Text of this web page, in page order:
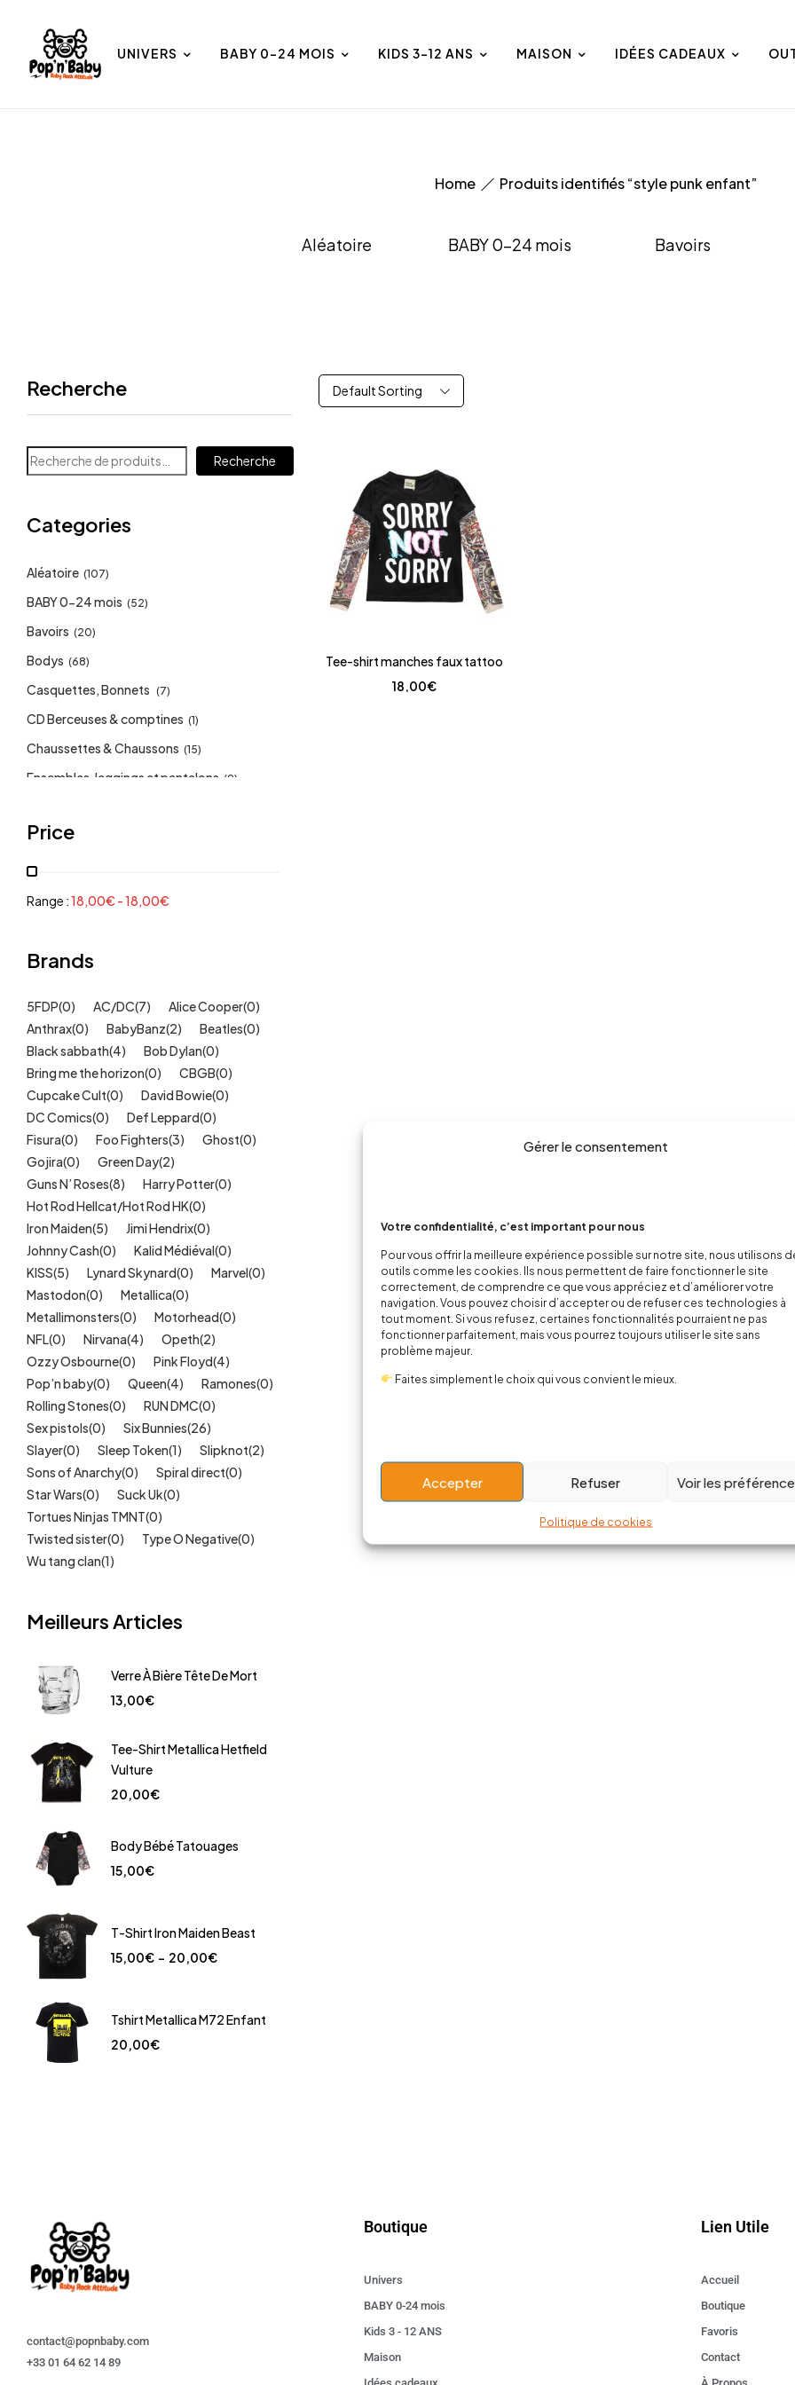
Gérer le consentement
Votre confidentialité, c’est important pour nous
Pour vous offrir la meilleure expérience possible sur notre site, nous utilisons
outils comme les cookies. Ils nous permettent de faire fonctionner le site
correctement, de comprendre ce que vous appréciez et d’améliorer votre
navigation. Vous pouvez choisir d’accepter ou de refuser ces technologies à
tout moment. Si vous refusez, certaines fonctionnalités pourraient ne pas
fonctionner parfaitement, mais vous pourrez toujours utiliser le site sans
problème majeur.
Faites simplement le choix qui vous convient le mieux.
Accepter Refuser Voir les
Politique de cookies
UNIVERS BABY 0-24 MOIS KIDS 3-12 ANS MAISON IDÉES CADEAUX
Home Produits identifiés “style punk enfant”
Aléatoire BABY 0-24 mois Bavoirs
Recherche
Recherche
Categories
Aléatoire (107)
BABY 0-24 mois (52)
Bavoirs (20)
Bodys (68)
Casquettes, Bonnets (7)
CD Berceuses & comptines (1)
Chaussettes & Chaussons (15)
Ensembles, leggings et pantalons (9)
Mode Fille
Mode Garçon
Sweat, pulls, gilets (6)
Tétines (11)
Kids (209)
Outlet (40)
Univers (422)
Price
Range :18,00€ -18,00€
Brands
5FDP(0) AC/DC(7) Alice Cooper(0)
Anthrax(0) BabyBanz(2) Beatles(0)
Black sabbath(4) Bob Dylan(0)
Bring me the horizon(0) CBGB(0)
Cupcake Cult(0) David Bowie(0)
DC Comics(0) Def Leppard(0)
Fisura(0) Foo Fighters(3) Ghost(0)
Gojira(0) Green Day(2)
Guns N’ Roses(8) Harry Potter(0)
Hot Rod Hellcat/Hot Rod HK(0)
Iron Maiden(5) Jimi Hendrix(0)
Johnny Cash(0) Kalid Médiéval(0)
KISS(5) Lynard Skynard(0) Marvel(0)
Mastodon(0) Metallica(0)
Metallimonsters(0) Motorhead(0)
NFL(0) Nirvana(4) Opeth(2)
Ozzy Osbourne(0) Pink Floyd(4)
Pop’n baby(0) Queen(4) Ramones(0)
Rolling Stones(0) RUN DMC(0)
Sex pistols(0) Six Bunnies(26)
Slayer(0) Sleep Token(1) Slipknot(2)
Sons of Anarchy(0) Spiral direct(0)
Star Wars(0) Suck Uk(0)
Tortues Ninjas TMNT(0)
Twisted sister(0) Type O Negative(0)
Wu tang clan(1)
Meilleurs Articles
Verre À Bière Tête De Mort
13,00€
Tee-Shirt Metallica Hetfield
Vulture
20,00€
Body Bébé Tatouages
15,00€
T-Shirt Iron Maiden Beast
15,00€ – 20,00€
Tshirt Metallica M72 Enfant
20,00€
Default Sorting
Tee-shirt manches faux tattoo
18,00€
contact@popnbaby.com
+33 01 64 62 14 89
Boutique
Univers
BABY 0-24 mois
Kids 3 - 12 ANS
Maison
Lien Utile
Accueil
Boutique
Favoris
Contact